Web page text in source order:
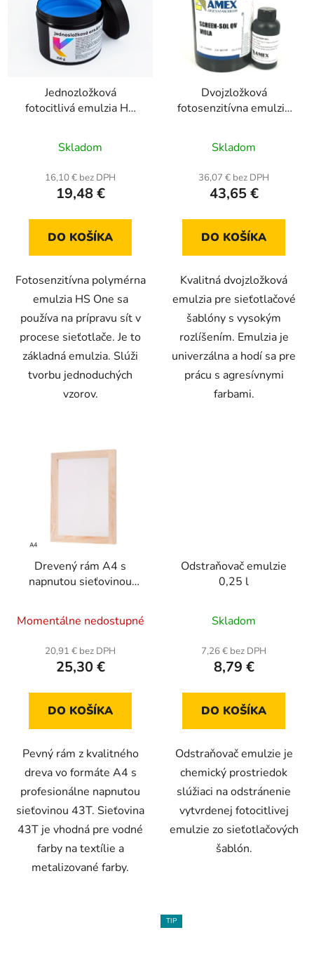
Jednozložková
fotocitlivá emulzia HS
hodnotenie
produktu
je
z
Skladom
16,10 € bez DPH
19,48 €
DO KOŠÍKA
Fotosenzitívna polymérna
emulzia HS One sa
používa na prípravu sít v
procese sieťotlače. Je to
základná emulzia. Slúži
tvorbu jednoduchých
vzorov.
Dvojzložková
fotosenzitívna emulzia
kg
hodnotenie
produktu
je
z
Skladom
36,07 € bez DPH
43,65 €
DO KOŠÍKA
Kvalitná dvojzložková
emulzia pre sieťotlačové
šablóny s vysokým
rozlíšením. Emulzia je
univerzálna a hodí sa pre
prácu s agresívnymi
farbami.
Drevený rám A4 s
napnutou sieťovinou
hodnotenie
produktu
je
z
Momentálne nedostupné
20,91 € bez DPH
25,30 €
DO KOŠÍKA
Pevný rám z kvalitného
dreva vo formáte A4 s
profesionálne napnutou
sieťovinou 43T. Sieťovina
43T je vhodná pre vodné
farby na textílie a
metalizované farby.
Odstraňovač emulzie
0,25 l
hodnotenie
produktu
je
z
Skladom
7,26 € bez DPH
8,79 €
DO KOŠÍKA
Odstraňovač emulzie je
chemický prostriedok
slúžiaci na odstránenie
vytvrdenej fotocitlivej
emulzie zo sieťotlačových
šablón.
TIP